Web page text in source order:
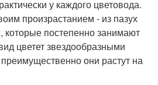
у каждого цветовода.
произрастанием - из пазух
которые постепенно занимают
цветет звездообразными
они растут на